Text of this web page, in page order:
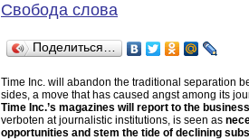
Свобода слова
Поделиться…
Time Inc. will abandon the traditional separation
sides, a move that has caused angst among its
Time Inc.’s magazines will report to the
verboten at journalistic institutions, is seen as
opportunities and stem the tide of declining